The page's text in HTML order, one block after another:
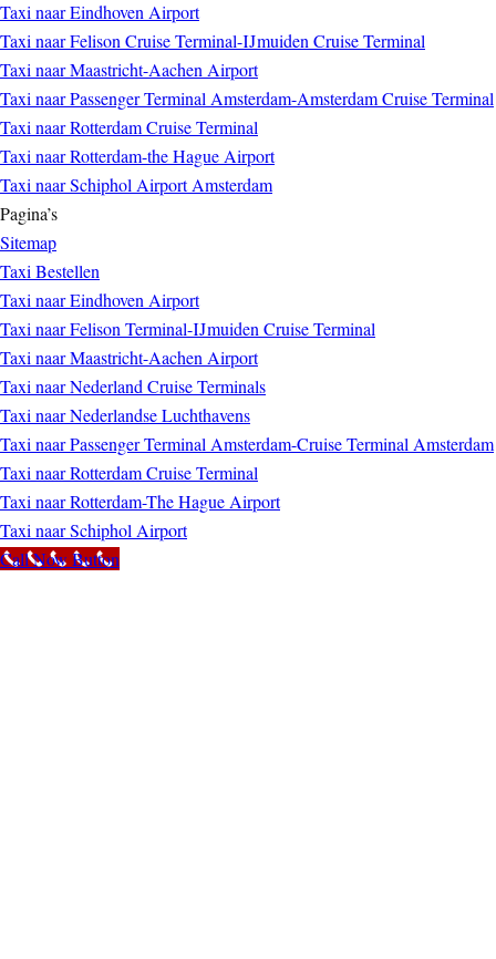
Taxi naar Eindhoven Airport
Taxi naar Felison Cruise Terminal-IJmuiden Cruise Terminal
Taxi naar Maastricht-Aachen Airport
Taxi naar Passenger Terminal Amsterdam-Amsterdam Cruise Terminal
Taxi naar Rotterdam Cruise Terminal
Taxi naar Rotterdam-the Hague Airport
Taxi naar Schiphol Airport Amsterdam
Pagina’s
Sitemap
Taxi Bestellen
Taxi naar Eindhoven Airport
Taxi naar Felison Terminal-IJmuiden Cruise Terminal
Taxi naar Maastricht-Aachen Airport
Taxi naar Nederland Cruise Terminals
Taxi naar Nederlandse Luchthavens
Taxi naar Passenger Terminal Amsterdam-Cruise Terminal Amsterdam
Taxi naar Rotterdam Cruise Terminal
Taxi naar Rotterdam-The Hague Airport
Taxi naar Schiphol Airport
Call Now Button